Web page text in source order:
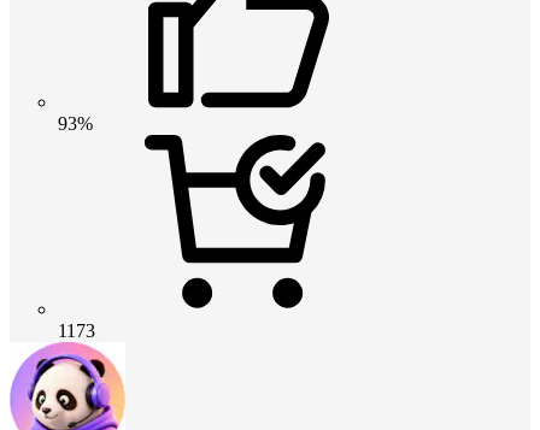
93%
1173